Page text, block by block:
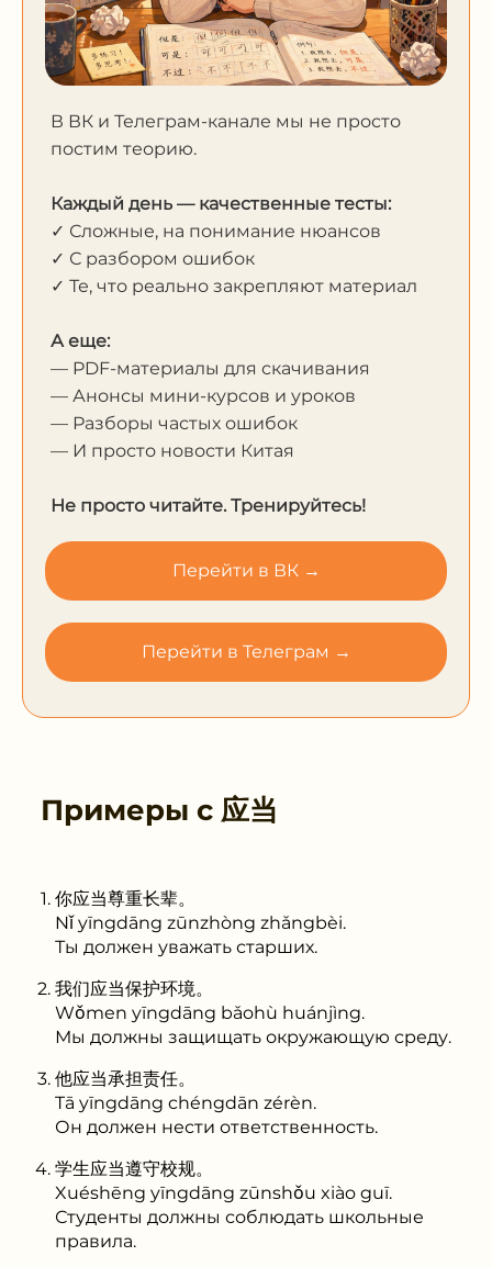
В ВК и Телеграм-канале мы не просто
постим теорию.
Каждый день — качественные тесты:
✓ Сложные, на понимание нюансов
✓ С разбором ошибок
✓ Те, что реально закрепляют материал
А еще:
— PDF-материалы для скачивания
— Анонсы мини-курсов и уроков
— Разборы частых ошибок
— И просто новости Китая
Не просто читайте. Тренируйтесь!
Перейти в ВК →
Перейти в Телеграм →
Примеры с 应当
你应当尊重长辈。
Nǐ yīngdāng zūnzhòng zhǎngbèi.
Ты должен уважать старших.
我们应当保护环境。
Wǒmen yīngdāng bǎohù huánjìng.
Мы должны защищать окружающую среду.
他应当承担责任。
Tā yīngdāng chéngdān zérèn.
Он должен нести ответственность.
学生应当遵守校规。
Xuéshēng yīngdāng zūnshǒu xiào guī.
Студенты должны соблюдать школьные
правила.